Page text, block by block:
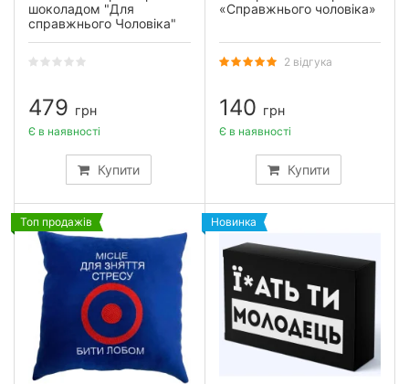
шоколадом "Для
справжнього Чоловіка"
479 грн
Купити
Є в наявності
«Справжнього чоловіка»
2 відгука
140 грн
Купити
Є в наявності
Топ продажів Новинка